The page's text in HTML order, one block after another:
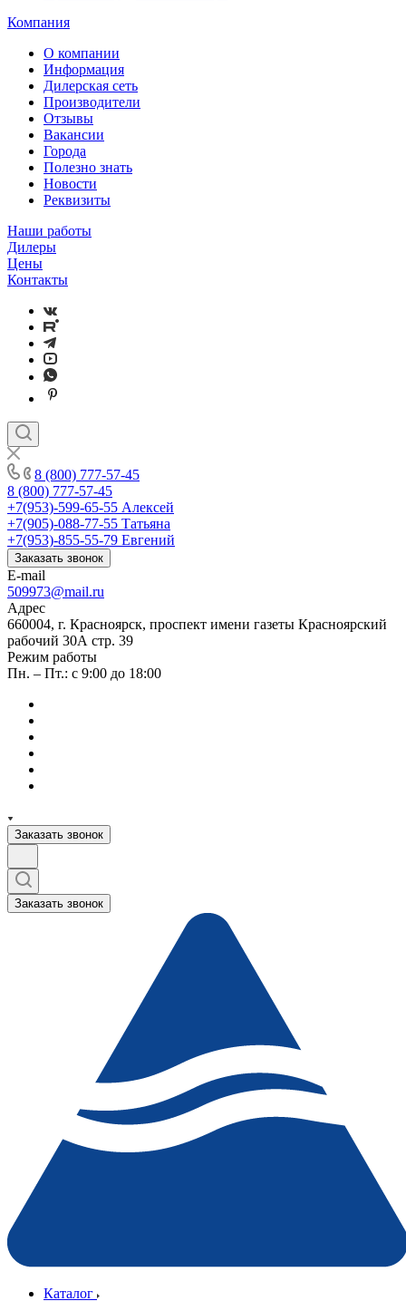
Компания
О компании
Информация
Дилерская сеть
Производители
Отзывы
Вакансии
Города
Полезно знать
Новости
Реквизиты
Наши работы
Дилеры
Цены
Контакты
8 (800) 777-57-45
8 (800) 777-57-45
+7(953)-599-65-55 Алексей
+7(905)-088-77-55 Татьяна
+7(953)-855-55-79 Евгений
Заказать звонок
E-mail
509973@mail.ru
Адрес
660004, г. Красноярск, проспект имени газеты Красноярский
рабочий 30А стр. 39
Режим работы
Пн. – Пт.: с 9:00 до 18:00
Заказать звонок
Заказать звонок
Каталог